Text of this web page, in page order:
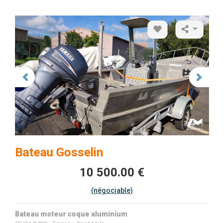
Bateau Gosselin
10 500.00 €
(négociable)
Bateau moteur coque aluminium